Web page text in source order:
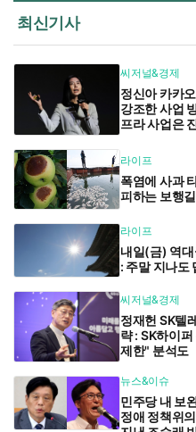
최신기사
씨저널&경제
정신아 카카
강조한 사업
프라 사업은
라이프
폭염에 사과
피하는 보행
라이프
내일(금) 역
: 주말 지나도
씨저널&경제
정재헌 SK텔
략 : SK하이
제한" 분석도
뉴스&이슈
민주당 내 보
정애 정책위